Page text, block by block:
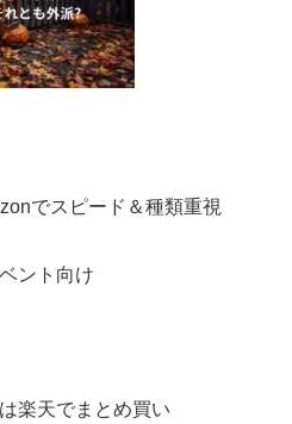
でスピード＆種類重視
ント向け
楽天でまとめ買い